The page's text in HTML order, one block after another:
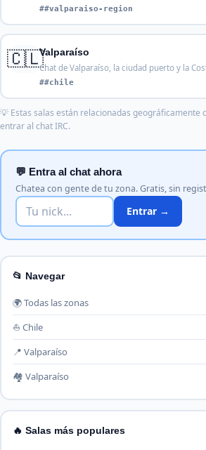
##valparaiso-region
🇨🇱Valparaíso
Chat de Valparaíso, la ciudad puerto y la
##chile
💡 Estas salas están relacionadas geográficamente
entrar al chat IRC.
💬 Entra al chat ahora
Chatea con gente de tu zona. Gratis, sin
Entrar →
📂 Navegar
🌍 Todas las zonas
⛵ Chile
📍 Valparaíso
🏘️ Valparaíso
🔥 Salas más populares